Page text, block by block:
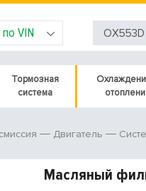
VIN
Тормозная
система
Двигатель
Масляный